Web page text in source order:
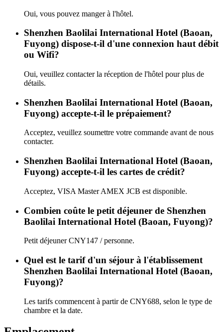
Oui, vous pouvez manger à l'hôtel.
Shenzhen Baolilai International Hotel (Baoan,
Fuyong) dispose-t-il d'une connexion haut débit
ou Wifi?
Oui, veuillez contacter la réception de l'hôtel pour plus de
détails.
Shenzhen Baolilai International Hotel (Baoan,
Fuyong) accepte-t-il le prépaiement?
Acceptez, veuillez soumettre votre commande avant de nous
contacter.
Shenzhen Baolilai International Hotel (Baoan,
Fuyong) accepte-t-il les cartes de crédit?
Acceptez, VISA Master AMEX JCB est disponible.
Combien coûte le petit déjeuner de Shenzhen
Baolilai International Hotel (Baoan, Fuyong)?
Petit déjeuner CNY147 / personne.
Quel est le tarif d'un séjour à l'établissement
Shenzhen Baolilai International Hotel (Baoan,
Fuyong)?
Les tarifs commencent à partir de CNY688, selon le type de
chambre et la date.